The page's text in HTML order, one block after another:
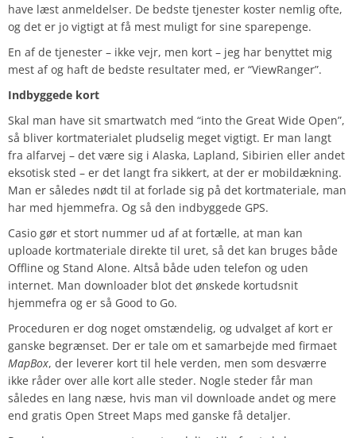
have læst anmeldelser. De bedste tjenester koster nemlig ofte,
og det er jo vigtigt at få mest muligt for sine sparepenge.
En af de tjenester – ikke vejr, men kort – jeg har benyttet mig
mest af og haft de bedste resultater med, er “ViewRanger”.
Indbyggede kort
Skal man have sit smartwatch med “into the Great Wide Open”,
så bliver kortmaterialet pludselig meget vigtigt. Er man langt
fra alfarvej – det være sig i Alaska, Lapland, Sibirien eller andet
eksotisk sted – er det langt fra sikkert, at der er mobildækning.
Man er således nødt til at forlade sig på det kortmateriale, man
har med hjemmefra. Og så den indbyggede GPS.
Casio gør et stort nummer ud af at fortælle, at man kan
uploade kortmateriale direkte til uret, så det kan bruges både
Offline og Stand Alone. Altså både uden telefon og uden
internet. Man downloader blot det ønskede kortudsnit
hjemmefra og er så Good to Go.
Proceduren er dog noget omstændelig, og udvalget af kort er
ganske begrænset. Der er tale om et samarbejde med firmaet
MapBox, der leverer kort til hele verden, men som desværre
ikke råder over alle kort alle steder. Nogle steder får man
således en lang næse, hvis man vil downloade andet og mere
end gratis Open Street Maps med ganske få detaljer.